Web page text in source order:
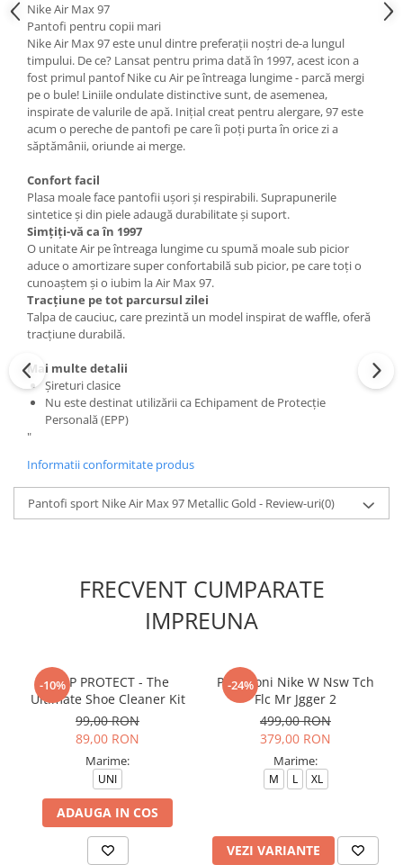
Nike Air Max 97
Pantofi pentru copii mari
Nike Air Max 97 este unul dintre preferații noștri de-a lungul
timpului. De ce? Lansat pentru prima dată în 1997, acest icon a
fost primul pantof Nike cu Air pe întreaga lungime - parcă mergi
pe o bule! Liniile ondulate distinctive sunt, de asemenea,
inspirate de valurile de apă. Inițial creat pentru alergare, 97 este
acum o pereche de pantofi pe care îi poți purta în orice zi a
săptămânii, oriunde ai merge.
Confort facil
Plasa moale face pantofii ușori și respirabili. Suprapunerile
sintetice și din piele adaugă durabilitate și suport.
Simțiți-vă ca în 1997
O unitate Air pe întreaga lungime cu spumă moale sub picior
aduce o amortizare super confortabilă sub picior, pe care toți o
cunoaștem și o iubim la Air Max 97.
Tracțiune pe tot parcursul zilei
Talpa de cauciuc, care prezintă un model inspirat de waffle, oferă
tracțiune durabilă.
Mai multe detalii
Șireturi clasice
Nu este destinat utilizării ca Echipament de Protecție
Personală (EPP)
"
Informatii conformitate produs
Pantofi sport Nike Air Max 97 Metallic Gold - Review-uri(0)
FRECVENT CUMPARATE
IMPREUNA
-10%
CREP PROTECT - The
Ultimate Shoe Cleaner Kit
99,00 RON
89,00 RON
Marime:
UNI
ADAUGA IN COS
-24%
Pantaloni Nike W Nsw Tch
Flc Mr Jgger 2
499,00 RON
379,00 RON
Marime:
M L XL
VEZI VARIANTE